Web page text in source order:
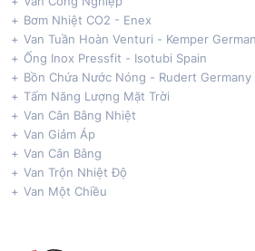
Bơm Nhiệt CO2 - Enex
Van Tuần Hoàn Venturi - Kemper
Ống Inox Pressfit - Isotubi Spain
Bồn Chứa Nước Nóng - Rudert Germany
Tấm Năng Lượng Mặt Trời
Van Cân Bằng Nhiệt
Van Giảm Áp
Van Cân Bằng
Van Trộn Nhiệt Độ
Van Một Chiều